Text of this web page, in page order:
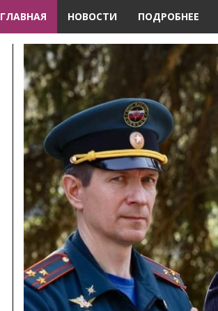
ГЛАВНАЯ НОВОСТИ ПОДРОБНЕЕ